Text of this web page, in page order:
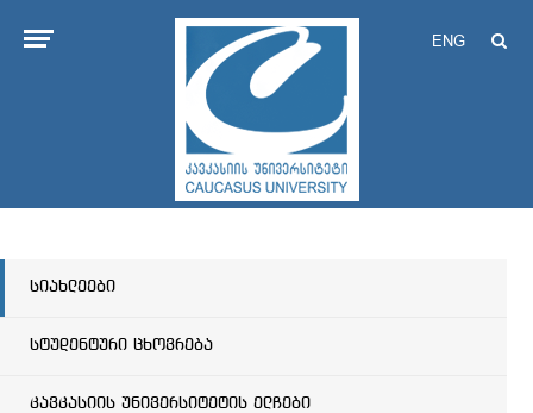
ENG
სიახლეები
სტუდენტური ცხოვრება
კავკასიის უნივერსიტეტის ელჩები